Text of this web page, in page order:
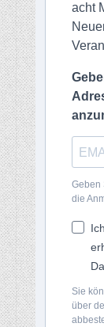
acht
Geben
die
Sie
über